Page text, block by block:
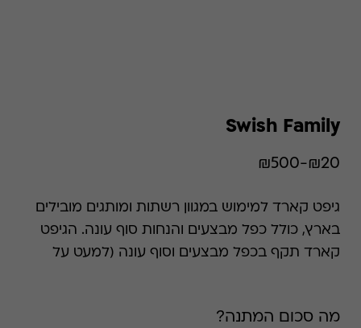
Swish Family
₪20-₪500
גיפט קארד למימוש במגוון רשתות ומותגים מובילים
בארץ, כולל כפל מבצעים והנחות סוף עונה. הגיפט
קארד תקף בכפל מבצעים וסוף עונה (למעט על
ההטבה אינה ניתנת למימוש בחנויות עודפים,
מה סכום המתנה?